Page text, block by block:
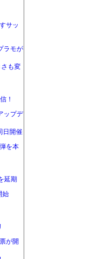
サッ
ラモが
さも変
！
ップデ
日開催
を本
延期
始
が開